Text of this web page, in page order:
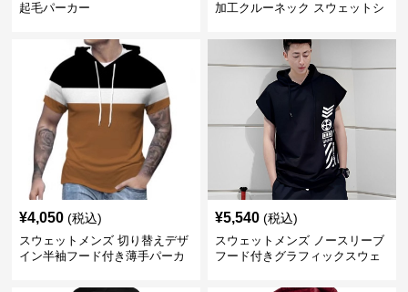
起毛パーカー
加工クルーネック スウェットシ
¥4,050 (税込)
スウェットメンズ 切り替えデザ
イン半袖フード付き薄手パーカ
¥5,540 (税込)
スウェットメンズ ノースリーブ
フード付きグラフィックスウェ